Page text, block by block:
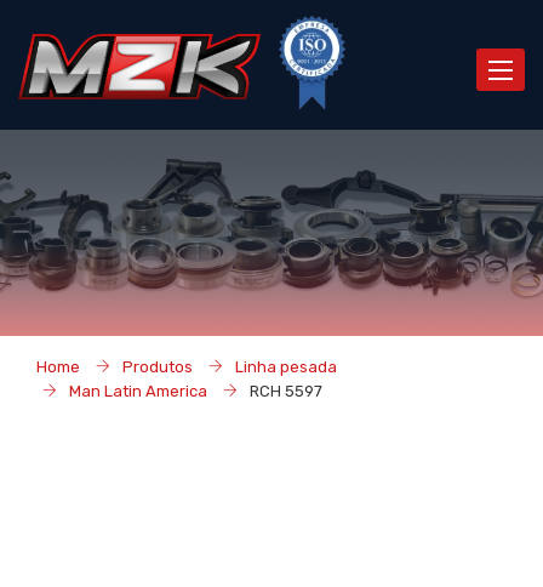
Toggle
Home Produtos
Linha pesada
Man Latin America
RCH 5597